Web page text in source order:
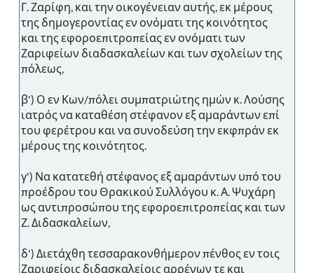
Γ. Ζαρίφη, και την οικογένειαν αυτής, εκ μέρους
της δημογεροντίας εν ονόματι της κοινότητος
και της εφοροεπιτροπείας εν ονόματι των
Ζαριφείων διαδασκαλείων και των σχολείων της
πόλεως,
β') Ο εν Κων/πόλει συμπατριώτης ημών κ. Λούσης
ιατρός να καταθέση στέφανον εξ αμαράντων επί
του φερέτρου και να συνοδεύση την εκφπράν εκ
μέρους της κοινότητος.
γ') Να κατατεθή στέφανος εξ αμαράντων υπό του
προέδρου του Θρακικού Συλλόγου κ. Α. Ψυχάρη
ως αντιπροσώπου της εφοροεπιτροπείας και των
Ζ. Διδασκαλείων,
δ') Διετάχθη τεσσαρακονθήμερον πένθος εν τοις
Ζαριφείοις διδασκαλείοις αρρένων τε και